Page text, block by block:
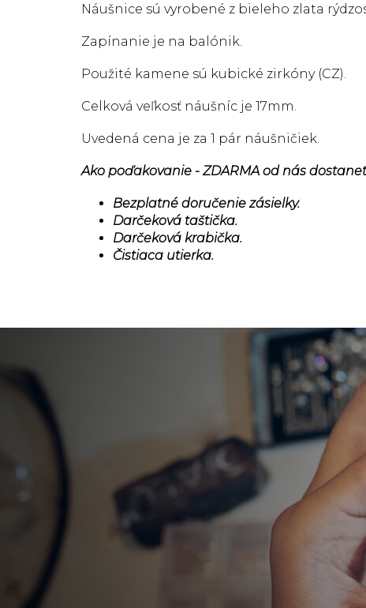
Náušnice sú vyrobené z bieleho zlata
Zapínanie je na balónik.
Použité kamene sú kubické zirkóny (CZ).
Celková veľkosť náušníc je 17mm.
Uvedená cena je za 1 pár náušničiek.
Ako poďakovanie - ZDARMA od nás
Bezplatné doručenie zásielky.
Darčeková taštička.
Darčeková krabička.
Čistiaca utierka.